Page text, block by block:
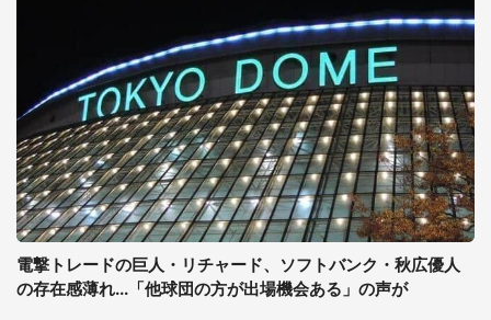
電撃トレードの巨人・リチャード、ソフトバンク・秋広優人
の存在感薄れ...「他球団の方が出場機会ある」の声が